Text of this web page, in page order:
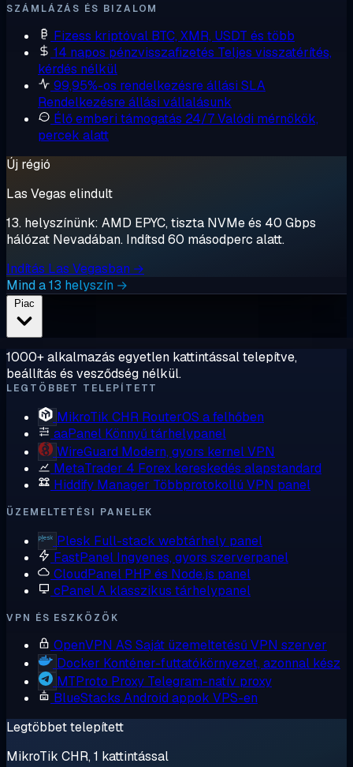
SZÁMLÁZÁS ÉS BIZALOM
Fizess kriptóval BTC, XMR, USDT és több
14 napos pénzvisszafizetés Teljes visszatérítés,
kérdés nélkül
99,95%-os rendelkezésre állási SLA
Rendelkezésre állási vállalásunk
Élő emberi támogatás 24/7Valódi mérnökök,
percek alatt
Új régió
Las Vegas elindult
13. helyszínünk: AMD EPYC, tiszta NVMe és 40 Gbps
hálózat Nevadában. Indítsd 60 másodperc alatt.
Indítás Las Vegasban →
Mind a 13 helyszín →
1000+ alkalmazás egyetlen kattintással telepítve,
beállítás és vesződség nélkül.
LEGTÖBBET TELEPÍTETT
MikroTik CHR RouterOS a felhőben
aaPanel Könnyű tárhelypanel
WireGuard Modern, gyors kernel VPN
MetaTrader 4 Forex kereskedés alapstandard
Hiddify Manager Többprotokollú VPN panel
ÜZEMELTETÉSI PANELEK
Plesk Full-stack webtárhely panel
FastPanel Ingyenes, gyors szerverpanel
CloudPanel PHP és Node.js panel
cPanelA klasszikus tárhelypanel
VPN ÉS ESZKÖZÖK
OpenVPN AS Saját üzemeltetésű VPN szerver
Docker Konténer-futtatókörnyezet, azonnal kész
MTProto Proxy Telegram-natív proxy
BlueStacks Android appok VPS-en
Legtöbbet telepített
MikroTik CHR, 1 kattintással